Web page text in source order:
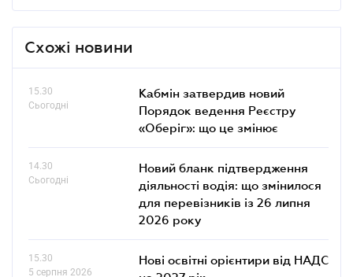
Схожі новини
15.30
Сьогодні
Кабмін затвердив новий
Порядок ведення Реєстру
«Оберіг»: що це змінює
14.30
Сьогодні
Новий бланк підтвердження
діяльності водія: що змінилося
для перевізників із 26 липня
2026 року
15.30
5 серпня 2026
Нові освітні орієнтири від НАДС